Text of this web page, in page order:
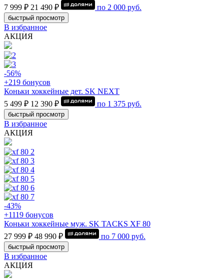
7 999 ₽ 21 490 ₽ по 2 000 руб.
быстрый просмотр
В избранное
АКЦИЯ
-56%
+219 бонусов
Коньки хоккейные дет. SK NEXT
5 499 ₽ 12 390 ₽ по 1 375 руб.
быстрый просмотр
В избранное
АКЦИЯ
-43%
+1119 бонусов
Коньки хоккейные муж. SK TACKS XF 80
27 999 ₽ 48 990 ₽ по 7 000 руб.
быстрый просмотр
В избранное
АКЦИЯ